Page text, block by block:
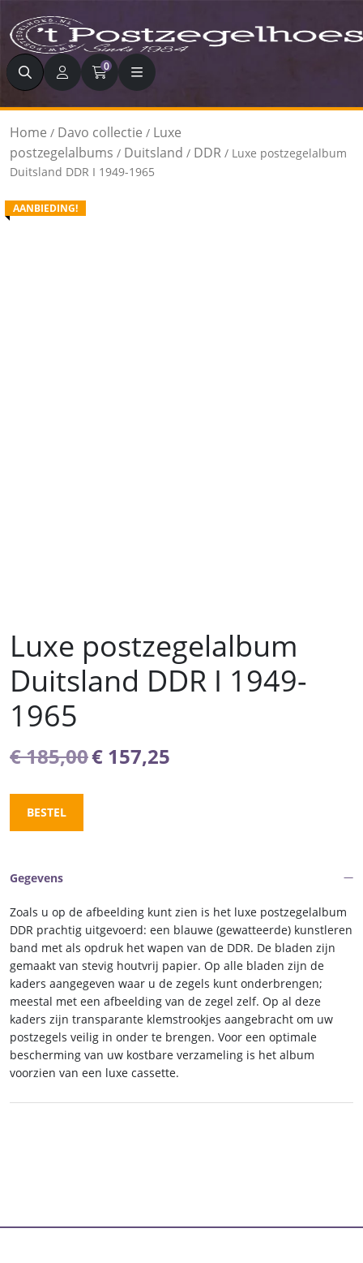
Zoeken 0
Home / Davo collectie / Luxe
postzegelalbums / Duitsland / DDR / Luxe postzegelalbum
Duitsland DDR I 1949-1965
AANBIEDING!
Luxe postzegelalbum
Duitsland DDR I 1949-
1965
€185,00Oorspronkelijke
€ 157,25
BESTEL
Gegevens
Zoals u op de afbeelding kunt zien is het luxe postzegelalbum
DDR prachtig uitgevoerd: een blauwe (gewatteerde) kunstleren
band met als opdruk het wapen van de DDR. De bladen zijn
gemaakt van stevig houtvrij papier. Op alle bladen zijn de
kaders aangegeven waar u de zegels kunt onderbrengen;
meestal met een afbeelding van de zegel zelf. Op al deze
kaders zijn transparante klemstrookjes aangebracht om uw
postzegels veilig in onder te brengen. Voor een optimale
bescherming van uw kostbare verzameling is het album
voorzien van een luxe cassette.